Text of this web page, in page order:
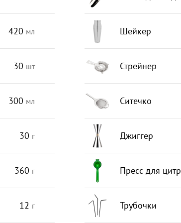
420 мл
30 шт
300 мл
30 г
360 г
12 г
Шейкер
Стрейнер
Ситечко
Джиггер
Пресс для
Трубочки